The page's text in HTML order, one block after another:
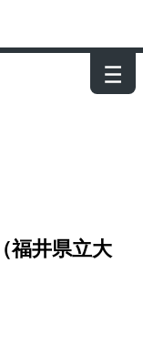
－
－
－
福井県立大